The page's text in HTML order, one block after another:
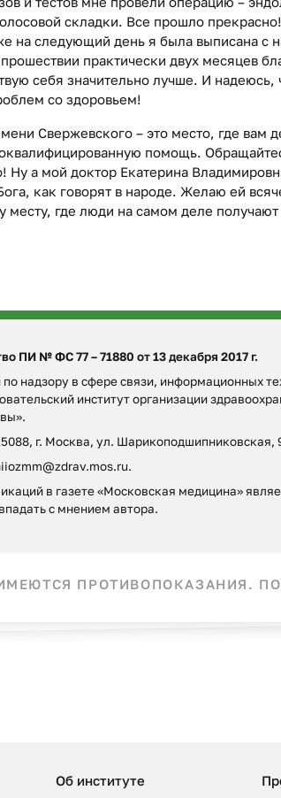
складки. Все прошло
на следующий день я была выписана с
практически двух месяцев
себя значительно лучше. И надеюсь,
со здоровьем!
Свержевского – это место, где вам
помощь.
Ну а мой доктор Екатерина
как говорят в народе. Желаю ей
месту, где люди на самом деле
ПИ № ФС 77 – 71880 от 13 декабря 2017 г.
надзору в сфере связи, информационных
институт организации
г. Москва, ул. Шарикоподшипниковская,
в газете «Московская медицина»
c мнением автора.
ПРОТИВОПОКАЗАНИЯ.
Об институте